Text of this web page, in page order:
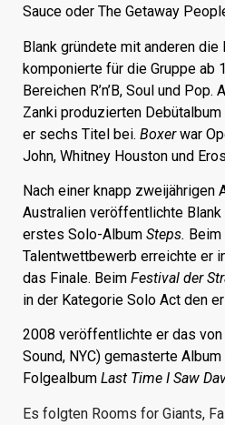
Sauce oder The Getaway
Blank gründete mit anderen die
komponierte für die Gruppe ab
Bereichen R’n’B, Soul und Pop.
Zanki produzierten Debütalbum
er sechs Titel bei. Boxerwar
John, Whitney Houston und
Nach einer knapp zweijährigen
Australien veröffentlichte
erstes Solo-Album Steps. Beim
Talentwettbewerb erreichte er
das Finale. Beim Festival der
in der Kategorie Solo Act den
2008 veröffentlichte er das von
Sound, NYC) gemasterte Album
Folgealbum Last Time I Saw
Es folgten Rooms for Giants,